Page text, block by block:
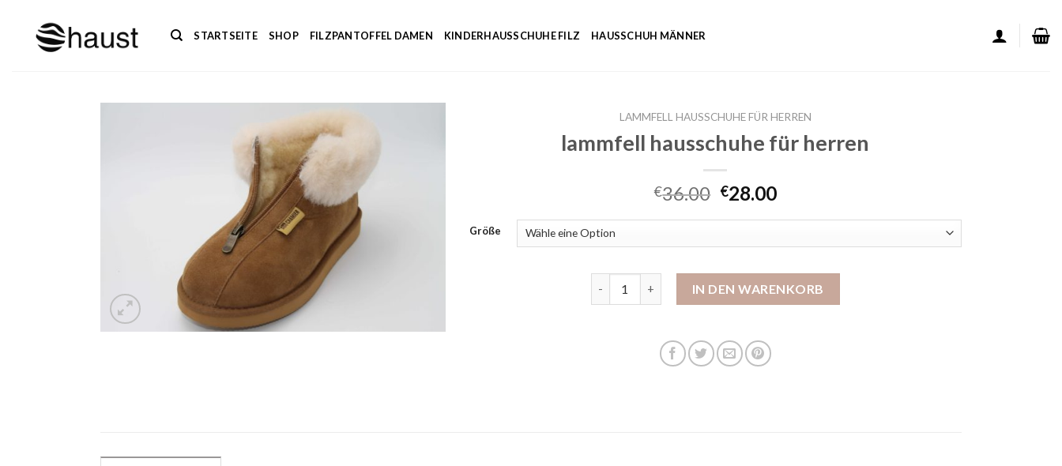
springen
STARTSEITE SHOP FILZPANTOFFEL DAMEN KINDERHAUSSCHUHE FILZ HAUSSCHUH MÄNNER
LAMMFELL HAUSSCHUHE FÜR HERREN
lammfell hausschuhe für herren
€36.00 €28.00
Größe
IN DEN WARENKORB